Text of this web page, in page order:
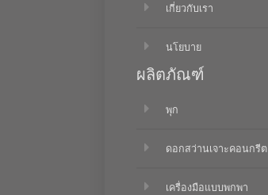
เกี่ยวกับเรา
นโยบาย
ผลิตภัณฑ์
พุก
ดอกสว่านเจาะคอนกรีต
เครื่องมือแบบพกพา